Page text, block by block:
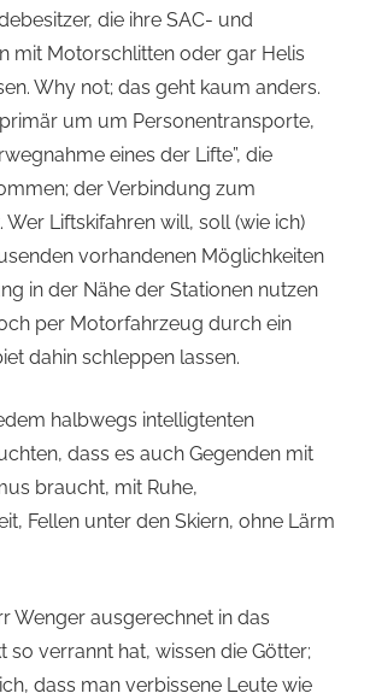
die ihre SAC- und
mit Motorschlitten oder gar Helis
Why not; das geht kaum anders.
um um Personentransporte,
eines der Lifte”, die
der Verbindung zum
Liftskifahren will, soll (wie ich)
vorhandenen Möglichkeiten
in der Nähe der Stationen nutzen
per Motorfahrzeug durch ein
dahin schleppen lassen.
halbwegs intelligtenten
dass es auch Gegenden mit
braucht, mit Ruhe,
Fellen unter den Skiern, ohne Lärm
Wenger ausgerechnet in das
so verrannt hat, wissen die Götter;
dass man verbissene Leute wie